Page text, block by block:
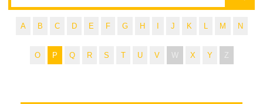
A B C D E F G H J K L M N
O P Q R S T U V W X Y Z